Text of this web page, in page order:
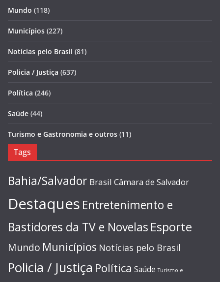
Mundo (118)
Municípios (227)
Notícias pelo Brasil (81)
Policia / Justiça (637)
Política (246)
Saúde (44)
Turismo e Gastronomia e outros (11)
Tags
Bahia/Salvador Brasil Câmara de Salvador
Destaques Entretenimento e
Bastidores da TV e Novelas Esporte
Mundo Municípios Notícias pelo Brasil
Policia / Justiça Política Saúde Turismo e